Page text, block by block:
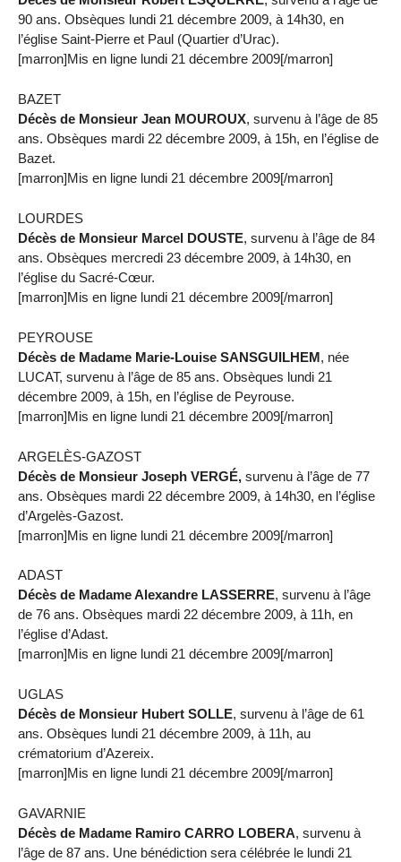
90 ans. Obsèques lundi 21 décembre 2009, à 14h30, en
l’église Saint-Pierre et Paul (Quartier d’Urac).
[marron]Mis en ligne lundi 21 décembre 2009[/marron]
BAZET
Décès de Monsieur Jean MOUROUX, survenu à l’âge de 85
ans. Obsèques mardi 22 décembre 2009, à 15h, en l’église de
Bazet.
[marron]Mis en ligne lundi 21 décembre 2009[/marron]
LOURDES
Décès de Monsieur Marcel DOUSTE, survenu à l’âge de 84
ans. Obsèques mercredi 23 décembre 2009, à 14h30, en
l’église du Sacré-Cœur.
[marron]Mis en ligne lundi 21 décembre 2009[/marron]
PEYROUSE
Décès de Madame Marie-Louise SANSGUILHEM, née
LUCAT, survenu à l’âge de 85 ans. Obsèques lundi 21
décembre 2009, à 15h, en l’église de Peyrouse.
[marron]Mis en ligne lundi 21 décembre 2009[/marron]
ARGELÈS-GAZOST
Décès de Monsieur Joseph VERGÉ, survenu à l’âge de 77
ans. Obsèques mardi 22 décembre 2009, à 14h30, en l’église
d’Argelès-Gazost.
[marron]Mis en ligne lundi 21 décembre 2009[/marron]
ADAST
Décès de Madame Alexandre LASSERRE, survenu à l’âge
de 76 ans. Obsèques mardi 22 décembre 2009, à 11h, en
l’église d’Adast.
[marron]Mis en ligne lundi 21 décembre 2009[/marron]
UGLAS
Décès de Monsieur Hubert SOLLE, survenu à l’âge de 61
ans. Obsèques lundi 21 décembre 2009, à 11h, au
crématorium d’Azereix.
[marron]Mis en ligne lundi 21 décembre 2009[/marron]
GAVARNIE
Décès de Madame Ramiro CARRO LOBERA, survenu à
l’âge de 87 ans. Une bénédiction sera célébrée le lundi 21